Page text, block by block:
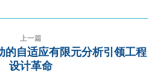
上一篇
的自适应有限元分析引领工程
设计革命